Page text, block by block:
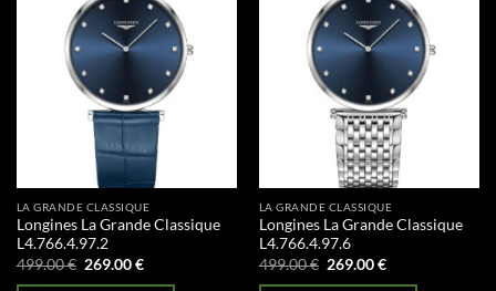
LA GRANDE CLASSIQUE
Longines La Grande Classique
L4.766.4.97.2
499.00€ Ursprünglicher
269.00€Aktueller
LA GRANDE CLASSIQUE
Longines La Grande Classique
L4.766.4.97.6
499.00€ Ursprünglicher
269.00€Aktueller